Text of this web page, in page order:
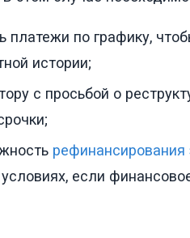
платежи по графику,
истории;
с просьбой о
рефинансирования
если